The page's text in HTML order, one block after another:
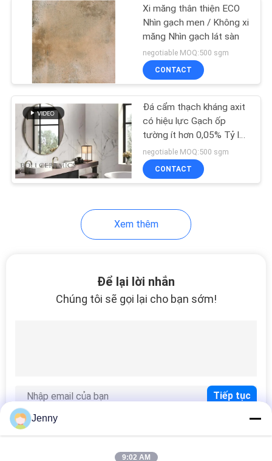
Xi măng thân thiện ECO
Nhìn gạch men / Không xi
măng Nhìn gạch lát sàn
negotiable MOQ:500 sgm
CONTACT
Đá cẩm thạch kháng axit
có hiệu lực Gạch ốp
tường ít hơn 0,05% Tỷ lệ
hấp thụ
negotiable MOQ:500 sgm
CONTACT
Xem thêm
Để lại lời nhắn
Chúng tôi sẽ gọi lại cho bạn sớm!
Jenny
9:02 AM